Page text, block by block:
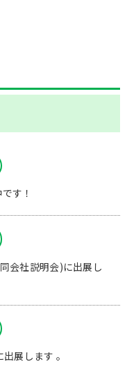
す！
会社説明会)に出展し
展します 。